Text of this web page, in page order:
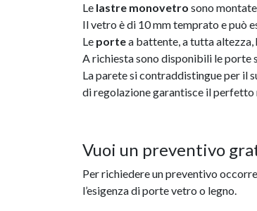
Le lastre monovetro sono
Il vetro è di 10 mm temprato e può
Le portea battente, a tutta altezza,
A richiesta sono disponibili le porte
La parete si contraddistingue per il
di regolazione garantisce il
Vuoi un preventivo
Per richiedere un preventivo
l’esigenza di porte vetro o legno.